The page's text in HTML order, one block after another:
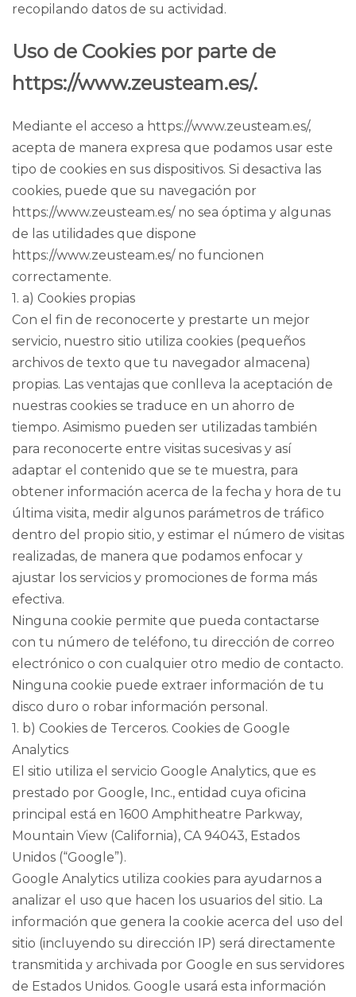
recopilando datos de su actividad.
Uso de Cookies por parte de
https://www.zeusteam.es/.
Mediante el acceso a https://www.zeusteam.es/,
acepta de manera expresa que podamos usar este
tipo de cookies en sus dispositivos. Si desactiva las
cookies, puede que su navegación por
https://www.zeusteam.es/ no sea óptima y algunas
de las utilidades que dispone
https://www.zeusteam.es/ no funcionen
correctamente.
1. a) Cookies propias
Con el fin de reconocerte y prestarte un mejor
servicio, nuestro sitio utiliza cookies (pequeños
archivos de texto que tu navegador almacena)
propias. Las ventajas que conlleva la aceptación de
nuestras cookies se traduce en un ahorro de
tiempo. Asimismo pueden ser utilizadas también
para reconocerte entre visitas sucesivas y así
adaptar el contenido que se te muestra, para
obtener información acerca de la fecha y hora de tu
última visita, medir algunos parámetros de tráfico
dentro del propio sitio, y estimar el número de visitas
realizadas, de manera que podamos enfocar y
ajustar los servicios y promociones de forma más
efectiva.
Ninguna cookie permite que pueda contactarse
con tu número de teléfono, tu dirección de correo
electrónico o con cualquier otro medio de contacto.
Ninguna cookie puede extraer información de tu
disco duro o robar información personal.
1. b) Cookies de Terceros. Cookies de Google
Analytics
El sitio utiliza el servicio Google Analytics, que es
prestado por Google, Inc., entidad cuya oficina
principal está en 1600 Amphitheatre Parkway,
Mountain View (California), CA 94043, Estados
Unidos (“Google”).
Google Analytics utiliza cookies para ayudarnos a
analizar el uso que hacen los usuarios del sitio. La
información que genera la cookie acerca del uso del
sitio (incluyendo su dirección IP) será directamente
transmitida y archivada por Google en sus servidores
de Estados Unidos. Google usará esta información